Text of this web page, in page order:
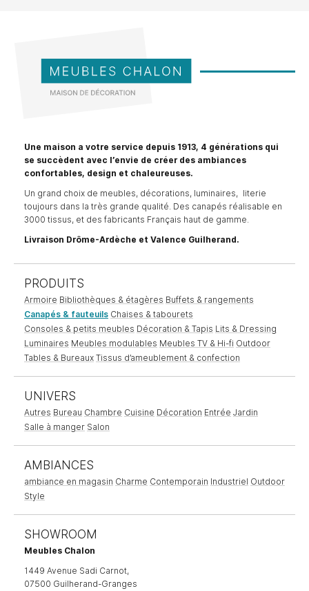
Une maison a votre service depuis 1913, 4 générations qui
se succèdent avec l’envie de créer des ambiances
confortables, design et chaleureuses.
Un grand choix de meubles, décorations, luminaires, literie
toujours dans la très grande qualité. Des canapés réalisable en
3000 tissus, et des fabricants Français haut de gamme.
Livraison Drôme-Ardèche et Valence Guilherand.
PRODUITS
Armoire Bibliothèques & étagères Buffets & rangements
Canapés & fauteuils Chaises & tabourets
Consoles & petits meubles Décoration & Tapis Lits & Dressing
Luminaires Meubles modulables Meubles TV & Hi-fi Outdoor
Tables & Bureaux Tissus d’ameublement & confection
UNIVERS
Autres Bureau Chambre Cuisine Décoration Entrée Jardin
Salle à manger Salon
AMBIANCES
ambiance en magasin Charme Contemporain Industriel Outdoor
Style
SHOWROOM
Meubles Chalon
1449 Avenue Sadi Carnot,
07500 Guilherand-Granges